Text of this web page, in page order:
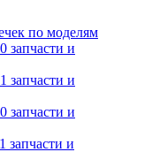
по моделям
запчасти и
запчасти и
запчасти и
запчасти и